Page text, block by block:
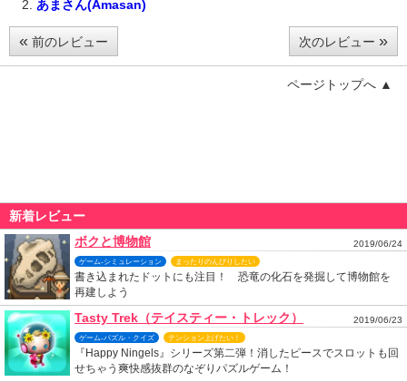
あまさん(Amasan)
« 前のレビュー 次のレビュー »
ページトップへ ▲
新着レビュー
ボクと博物館
2019/06/24
ゲーム-シミュレーション まったりのんびりしたい
書き込まれたドットにも注目！ 恐竜の化石を発掘して博物館を
再建しよう
Tasty Trek（テイスティー・トレック） 2019/06/23
ゲーム-パズル・クイズ テンション上げたい！
『Happy Ningels』シリーズ第二弾！消したピースでスロットも回
せちゃう爽快感抜群のなぞりパズルゲーム！